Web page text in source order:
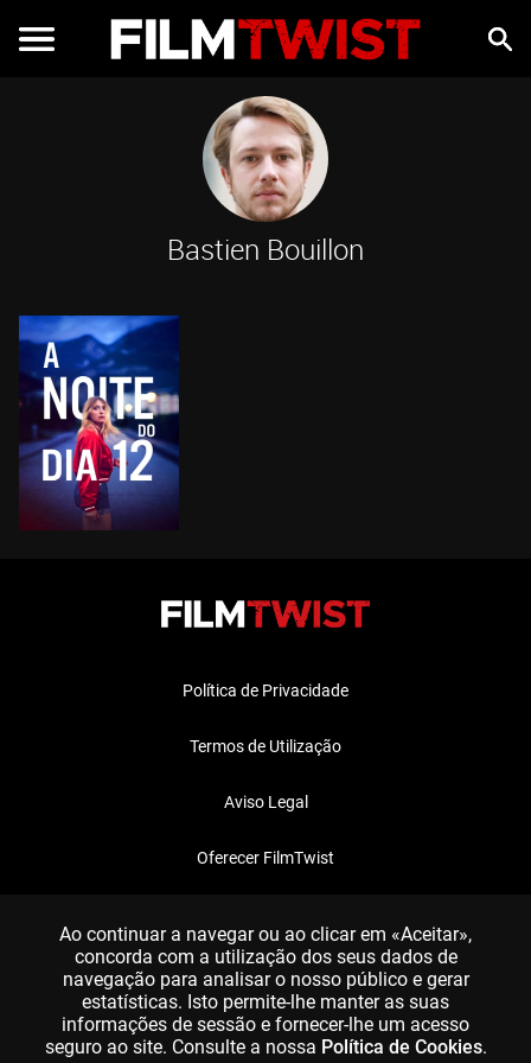
Bastien Bouillon
Política de Privacidade
Termos de Utilização
Aviso Legal
Oferecer FilmTwist
Ao continuar a navegar ou ao clicar em «Aceitar»,
concorda com a utilização dos seus dados de
navegação para analisar o nosso público e gerar
estatísticas. Isto permite-lhe manter as suas
informações de sessão e fornecer-lhe um acesso
seguro ao site. Consulte a nossa Política de Cookies.